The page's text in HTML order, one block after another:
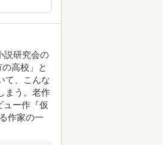
説研究会の
高校」と
て、こんな
まう。老作
ュー作『仮
作家の一